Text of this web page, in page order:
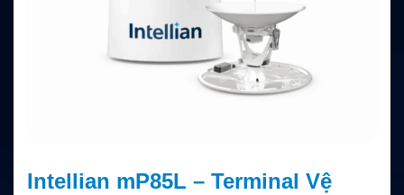
Intellian mP85L – Terminal Vệ